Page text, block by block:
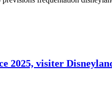
2025, visiter